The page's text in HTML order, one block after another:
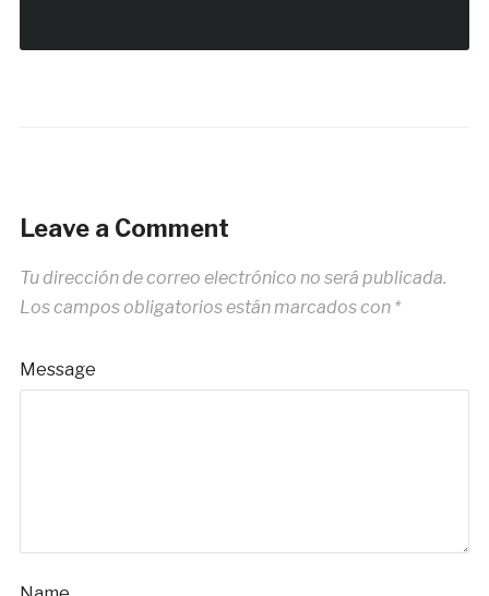
Leave a Comment
Tu dirección de correo electrónico no será publicada.
Los campos obligatorios están marcados con *
Message